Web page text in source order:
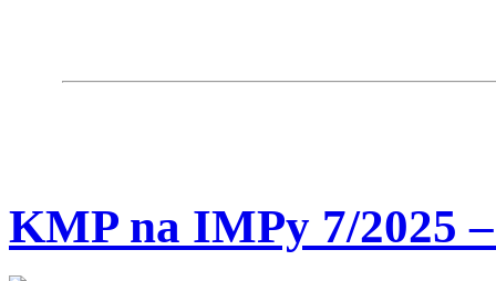
KMP na IMPy 7/2025